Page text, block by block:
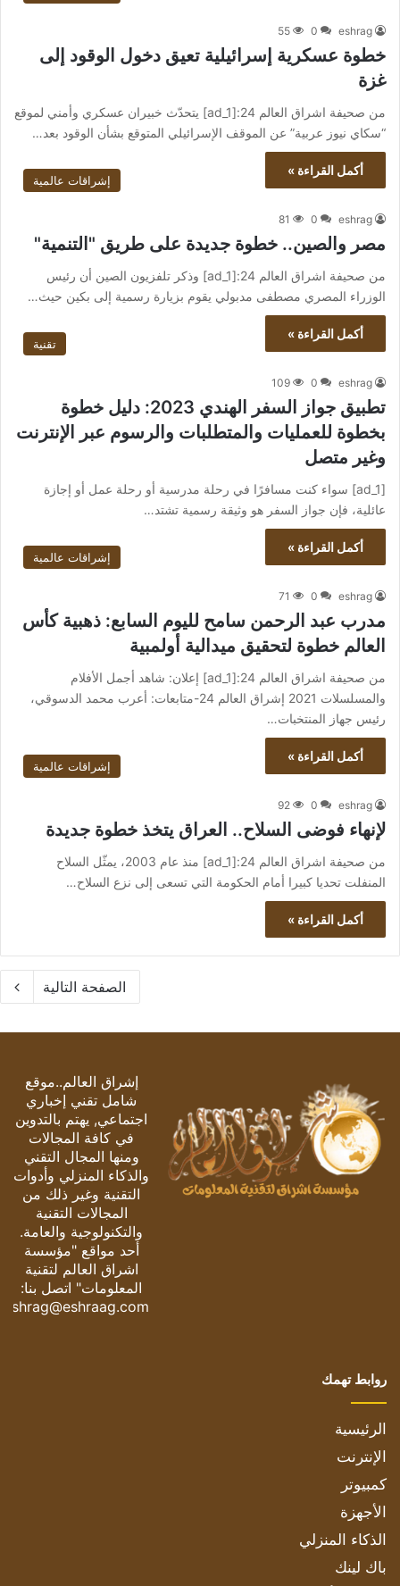
eshrag
0
55
خطوة عسكرية إسرائيلية تعيق دخول الوقود إلى
غزة
من صحيفة اشراق العالم 24:[ad_1] يتحدّث خبيران عسكري وأمني لموقع
“سكاي نيوز عربية” عن الموقف الإسرائيلي المتوقع بشأن الوقود بعد…
أكمل القراءة »
إشراقات عالمية
eshrag
0
81
مصر والصين.. خطوة جديدة على طريق "التنمية"
من صحيفة اشراق العالم 24:[ad_1] وذكر تلفزيون الصين أن رئيس
الوزراء المصري مصطفى مدبولي يقوم بزيارة رسمية إلى بكين حيث…
أكمل القراءة »
تقنية
eshrag
0
109
تطبيق جواز السفر الهندي 2023: دليل خطوة
بخطوة للعمليات والمتطلبات والرسوم عبر الإنترنت
وغير متصل
[ad_1] سواء كنت مسافرًا في رحلة مدرسية أو رحلة عمل أو إجازة
عائلية، فإن جواز السفر هو وثيقة رسمية تشتد…
أكمل القراءة »
إشراقات عالمية
eshrag
0
71
مدرب عبد الرحمن سامح لليوم السابع: ذهبية كأس
العالم خطوة لتحقيق ميدالية أولمبية
من صحيفة اشراق العالم 24:[ad_1] إعلان: شاهد أجمل الأفلام
والمسلسلات 2021 إشراق العالم 24-متابعات: أعرب محمد الدسوقي،
رئيس جهاز المنتخبات…
أكمل القراءة »
إشراقات عالمية
eshrag
0
92
لإنهاء فوضى السلاح.. العراق يتخذ خطوة جديدة
من صحيفة اشراق العالم 24:[ad_1] منذ عام 2003، يمثّل السلاح
المنفلت تحديا كبيرا أمام الحكومة التي تسعى إلى نزع السلاح…
أكمل القراءة »
الصفحة التالية
إشراق العالم..موقع
شامل تقني إخباري
اجتماعي, يهتم بالتدوين
في كافة المجالات
ومنها المجال التقني
والذكاء المنزلي وأدوات
التقنية وغير ذلك من
المجالات التقنية
والتكنولوجية والعامة.
أحد مواقع "مؤسسة
اشراق العالم لتقنية
المعلومات" اتصل بنا:
eshrag@eshraag.com
روابط تهمك
الرئيسية
الإنترنت
كمبيوتر
الأجهزة
الذكاء المنزلي
باك لينك